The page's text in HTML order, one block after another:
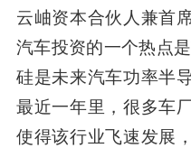
云岫资本合伙人兼首
汽车投资的一个热点
硅是未来汽车功率半
最近一年里，很多车
使得该行业飞速发展